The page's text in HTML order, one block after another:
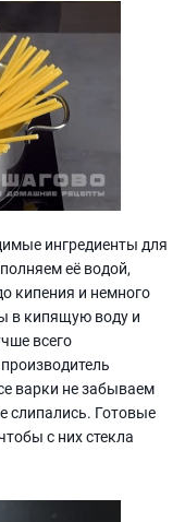
ингредиенты для
её водой,
кипения и немного
в кипящую воду и
всего
варки не забываем
слипались. Готовые
с них стекла